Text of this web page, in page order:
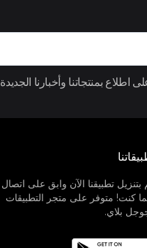
اطلاع بمنتجاتنا وأخبارنا الجديدة
بتنزيل تطبيقنا الآن وابق على اتصال
كنت! متوفر على متجر التطبيقات
بلاي.